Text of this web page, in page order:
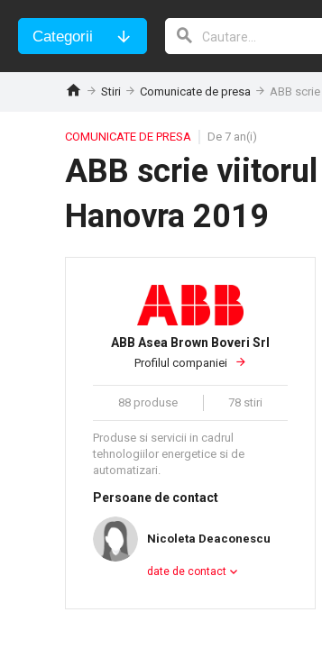
Categorii
Stiri Comunicate de presa ABB
COMUNICATE DE PRESA De 7 an(i)
ABB scrie
Hanovra 2019
ABB Asea Brown Boveri Srl
Profilul companiei
88 produse 78 stiri
Produse si servicii in cadrul
tehnologiilor energetice si de
automatizari.
Persoane de contact
Nicoleta Deaconescu
date de contact